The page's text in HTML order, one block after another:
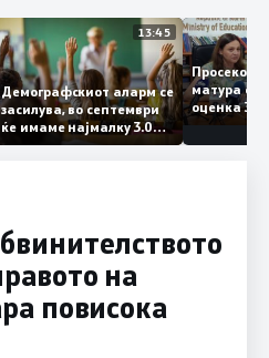
13:45
Демографскиот аларм се
засилува, во септември
ќе имаме најмалку 3.000
првачиња помалку
матура
оценка
на
повисока